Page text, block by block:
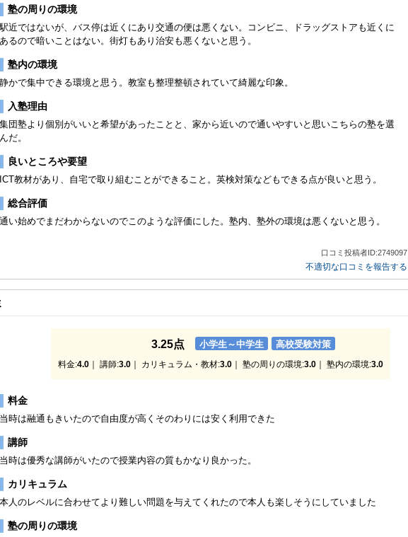
塾の周りの環境
駅近ではないが、バス停は近くにあり交通の便は悪くない。コンビニ、ドラッグストアも近くに
あるので暗いことはない。街灯もあり治安も悪くないと思う。
塾内の環境
静かで集中できる環境と思う。教室も整理整頓されていて綺麗な印象。
入塾理由
集団塾より個別がいいと希望があったことと、家から近いので通いやすいと思いこちらの塾を選
んだ。
良いところや要望
ICT教材があり、自宅で取り組むことができること。英検対策などもできる点が良いと思う。
総合評価
通い始めでまだわからないのでこのような評価にした。塾内、塾外の環境は悪くないと思う。
口コミ投稿者ID:2749097
不適切な口コミを報告する
3.25点 小学生～中学生 高校受験対策
料金:4.0 ｜ 講師:3.0 ｜ カリキュラム・教材:3.0 ｜ 塾の周りの環境:3.0 ｜ 塾内の環境:3.0
料金
当時は融通もきいたので自由度が高くそのわりには安く利用できた
講師
当時は優秀な講師がいたので授業内容の質もかなり良かった。
カリキュラム
本人のレベルに合わせてより難しい問題を与えてくれたので本人も楽しそうにしていました
塾の周りの環境